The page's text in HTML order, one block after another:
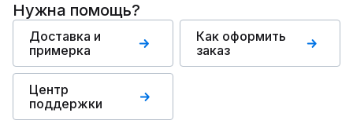
Нужна помощь?
Доставка и
примерка
Как оформить
заказ
Центр
поддержки